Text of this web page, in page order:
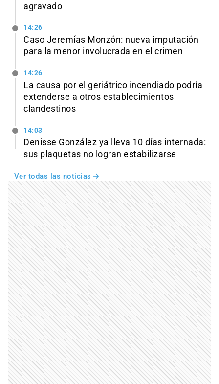
agravado
14:26
Caso Jeremías Monzón: nueva imputación
para la menor involucrada en el crimen
14:26
La causa por el geriátrico incendiado podría
extenderse a otros establecimientos
clandestinos
14:03
Denisse González ya lleva 10 días internada:
sus plaquetas no logran estabilizarse
Ver todas las noticias